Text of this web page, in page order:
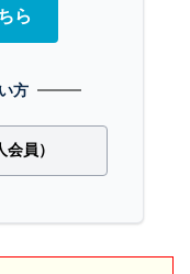
ら
方
員）